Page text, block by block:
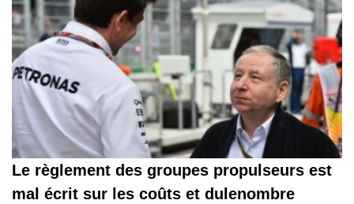
Le règlement des groupes propulseurs est
mal écrit sur les coûts et dulenombre